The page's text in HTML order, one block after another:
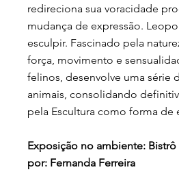
redireciona sua voracidade
mudança de expressão.
esculpir. Fascinado pela
força, movimento e
felinos, desenvolve uma série
animais, consolidando
pela Escultura como forma de
Exposição no ambiente:
por: Fernanda Ferreira